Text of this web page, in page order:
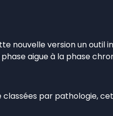
nouvelle version un outil
aigue à la phase
par pathologie,